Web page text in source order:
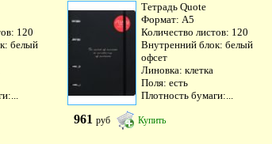
120
белый
Тетрадь Quote
Формат: А5
Количество листов: 120
Внутренний блок: белый
офсет
Линовка: клетка
Поля: есть
Плотность бумаги:...
961руб Купить